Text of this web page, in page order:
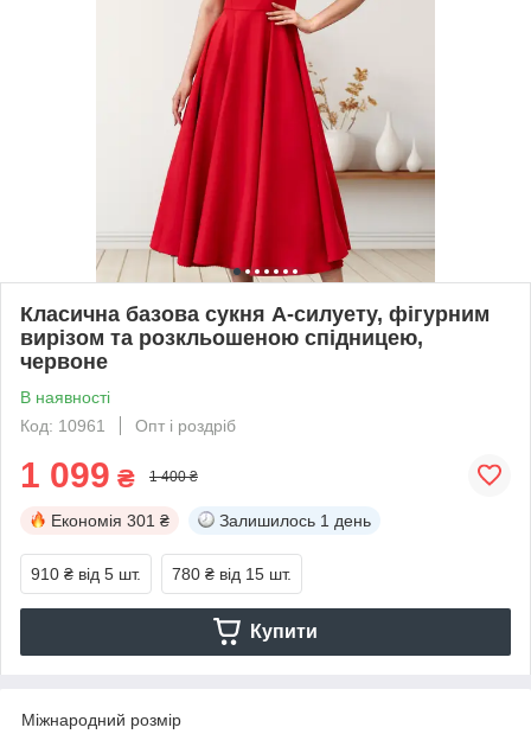
Класична базова сукня А-силуету, фігурним
вирізом та розкльошеною спідницею,
червоне
В наявності
Код: 10961
Опт і роздріб
1 099 ₴ 1 400 ₴
Економія 301 ₴ Залишилось 1 день
910 ₴ від 5 шт. 780 ₴ від 15 шт.
Купити
Міжнародний розмір